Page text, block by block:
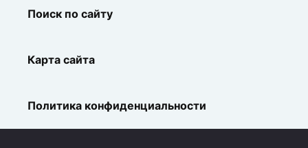
Поиск по сайту
Карта сайта
Политика конфиденциальности